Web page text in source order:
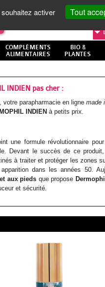
COMPLÉMENTS
ALIMENTAIRES
BIO &
PLANTES
INDIEN pas cher :
, votre parapharmacie en lignemade
INDIENà petits prix.
une formule révolutionnaire
Devant le succès de ce
à traiter et protéger les zones
dans les années 50.
aux pieds que propose
et sécurité.
activer Tout